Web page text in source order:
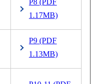
P8 (PDF
1.17MB)
P9 (PDF
1.13MB)